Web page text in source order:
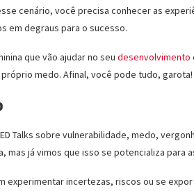
cenário, você precisa conhecer as
em degraus para o sucesso.
que vão ajudar no seu desenvolvimento
medo. Afinal, você pode tudo, garota!
Talks sobre vulnerabilidade, medo,
mas já vimos que isso se potencializa para
experimentar incertezas, riscos ou se